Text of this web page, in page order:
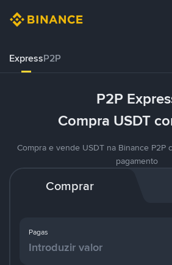
ExpressP2P
P2P
Compra USDT
Compra e vende USDT na Binance P2P
pagamento
Comprar
Pagas